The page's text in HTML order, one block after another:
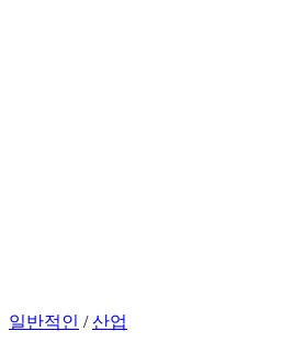
일반적인 /산업